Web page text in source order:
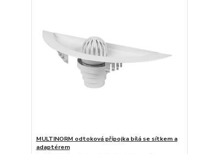
MULTINORM odtoková přípojka bílá se sítkem a
adaptérem